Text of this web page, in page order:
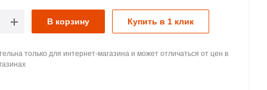
В корзину Купить в 1 клик
только для интернет-магазина и может отличаться от цен в